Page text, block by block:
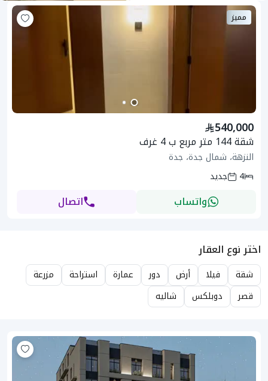
مميز
540,000
شقة 144 متر مربع ب 4 غرف
النزهة، شمال جدة، جدة
4
جديد
واتساب اتصال
اختر نوع العقار
شقة فيلا أرض دور عمارة استراحة
مزرعة
قصر
دوبلكس شاليه